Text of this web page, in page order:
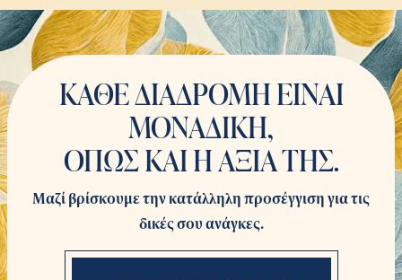
Ευχαριστούμε πολύ. Ένας
συνεργάτης μας θα έρθει σε
επαφή μαζί σας.
ΚΑΘΕ ΔΙΑΔΡΟΜΗ ΕΙΝΑΙ
ΜΟΝΑΔΙΚΗ,
ΟΠΩΣ ΚΑΙ Η ΑΞΙΑ ΤΗΣ.
Μαζί βρίσκουμε την κατάλληλη προσέγγιση για τις
δικές σου ανάγκες.